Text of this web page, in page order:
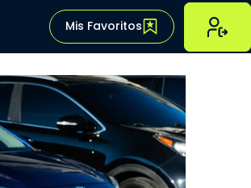
Mis Favoritos